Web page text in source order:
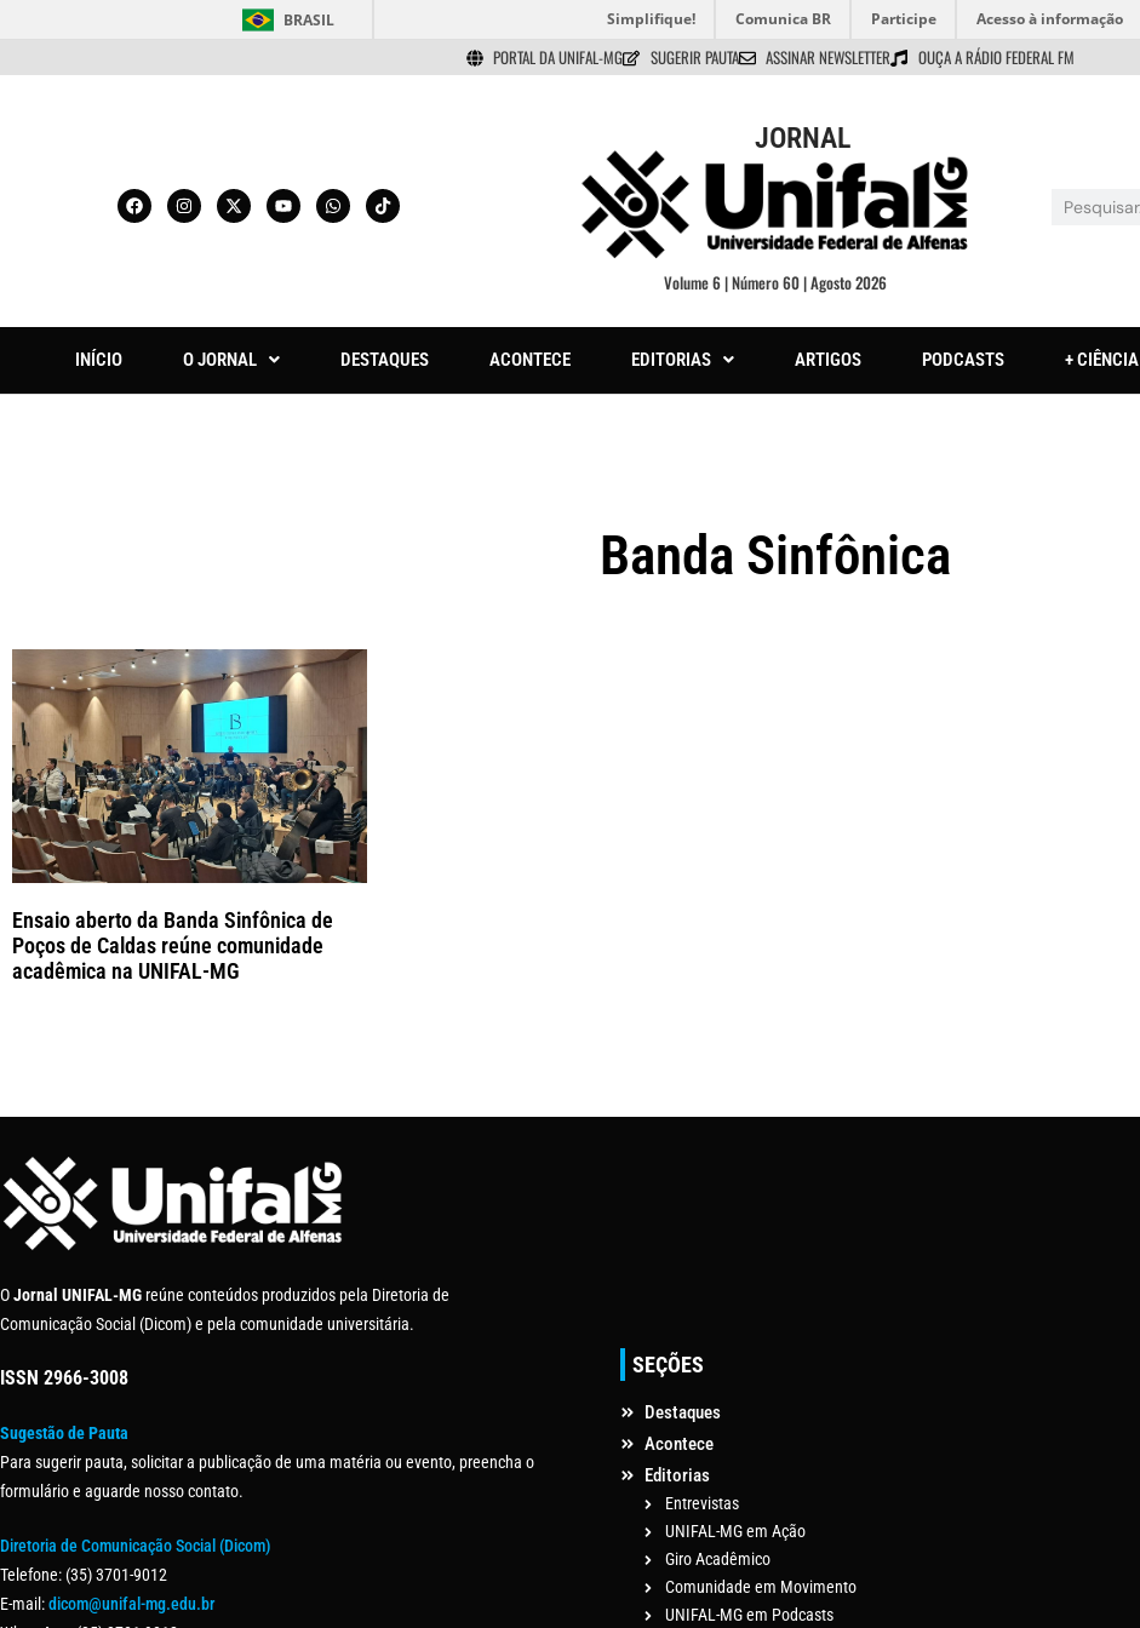
BRASIL Simplifique! Comunica BR Participe Acesso à informação
PORTAL DA UNIFAL-MG SUGERIR PAUTA ASSINAR NEWSLETTER OUÇA A RÁDIO FEDERAL FM
JORNAL
Volume 6 | Número 60 | Agosto 2026
INÍCIO O JORNAL DESTAQUES ACONTECE EDITORIAS ARTIGOS PODCASTS + CIÊNCIA
Banda Sinfônica
Ensaio aberto da Banda Sinfônica de
Poços de Caldas reúne comunidade
acadêmica na UNIFAL-MG
OJornal UNIFAL-MG reúne conteúdos produzidos pela Diretoria de
Comunicação Social (Dicom) e pela comunidade universitária.
ISSN 2966-3008
Sugestão de Pauta
Para sugerir pauta, solicitar a publicação de uma matéria ou evento, preencha o
formulário e aguarde nosso contato.
Diretoria de Comunicação Social (Dicom)
Telefone: (35) 3701-9012
E-mail:dicom@unifal-mg.edu.br
SEÇÕES
Destaques
Acontece
Editorias
Entrevistas
UNIFAL-MG em Ação
Giro Acadêmico
Comunidade em Movimento
UNIFAL-MG em Podcasts